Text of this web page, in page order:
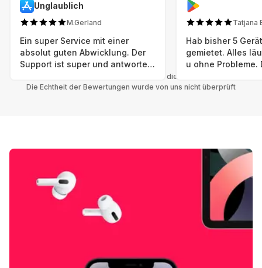
Unglaublich
M.Gerland
Ein super Service mit einer
absolut guten Abwicklung. Der
Support ist super und antworte
Tatjana
Hab bisher 5
gemietet. Alles
u ohne Probleme.
einwandfreien
Nachhaltig u wer
mal wieder ein
hat (Xbox,
Smartphone etc),
Grover nur
Möglichkeit
besteht nach
Alle Bewertungen beziehen sich auf die Grover App.
Die Echtheit der Bewertungen wurde von uns nicht überprüft